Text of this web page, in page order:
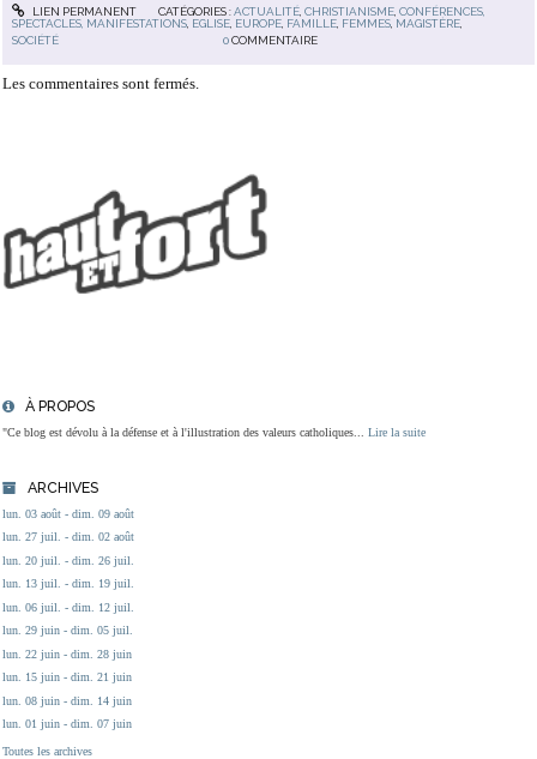
À PROPOS
"Ce blog est dévolu à la défense et à l'illustration des valeurs catholiques... Lire la suite
ARCHIVES
lun. 03 août - dim. 09 août
lun. 27 juil. - dim. 02 août
lun. 20 juil. - dim. 26 juil.
lun. 13 juil. - dim. 19 juil.
lun. 06 juil. - dim. 12 juil.
lun. 29 juin - dim. 05 juil.
lun. 22 juin - dim. 28 juin
lun. 15 juin - dim. 21 juin
lun. 08 juin - dim. 14 juin
lun. 01 juin - dim. 07 juin
Toutes les archives
LIEN PERMANENT CATÉGORIES :ACTUALITÉ, CHRISTIANISME, CONFÉRENCES,
SPECTACLES, MANIFESTATIONS EGLISE EUROPE FAMILLE FEMMES MAGISTÈRE
SOCIÉTÉ
0 COMMENTAIRE
Les commentaires sont fermés.